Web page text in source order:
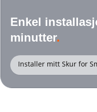
Enkel
minutter.
Installer mitt Skur for